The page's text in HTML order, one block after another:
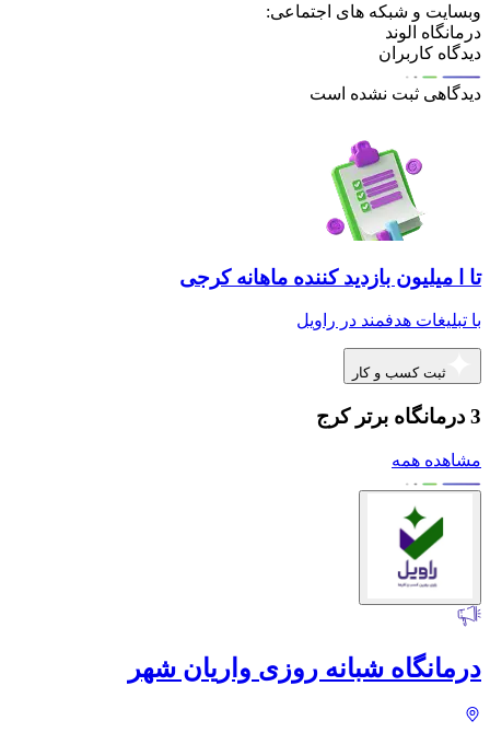
وبسایت و شبکه های اجتماعی:
درمانگاه الوند
دیدگاه کاربران
دیدگاهی ثبت نشده است
تا ا میلیون بازدید کننده ماهانه کرجی
با تبلیغات هدفمند در راویل
ثبت کسب و کار
3 درمانگاه برتر کرج
مشاهده همه
درمانگاه شبانه روزی واریان شهر